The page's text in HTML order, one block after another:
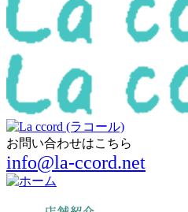
お問い合わせはこちら
info@la-ccord.net